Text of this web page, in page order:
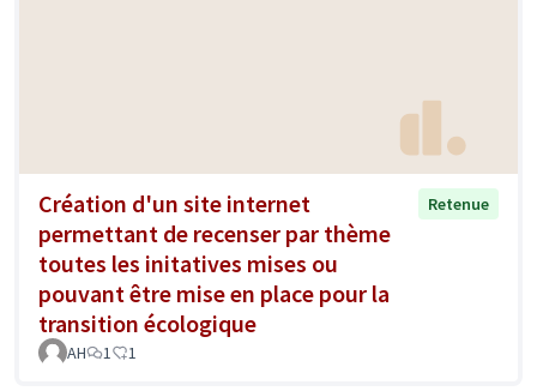
Création d'un site internet
permettant de recenser par thème
toutes les initatives mises ou
pouvant être mise en place pour la
transition écologique
Retenue
AH 1 1